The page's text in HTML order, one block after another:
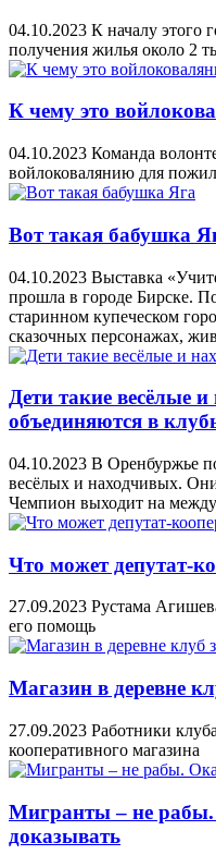
04.10.2023 К началу этого
получения жилья около 2
К чему это
04.10.2023 Команда
войлоковалянию для
Вот такая бабушка
04.10.2023 Выставка
прошла в городе Бирске.
старинном купеческом
сказочных персонажах,
Дети такие весёлые
объединяются в
04.10.2023 В Оренбуржье
весёлых и находчивых.
Чемпион выходит на
Что может депутат-
27.09.2023 Рустама
его помощь
Магазин в деревне
27.09.2023 Работники
кооперативного магазина
Мигранты – не рабы.
доказывать